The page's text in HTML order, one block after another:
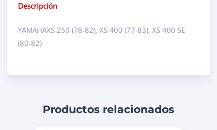
Descripción
YAMAHAXS 250 (78-82), XS 400 (77-83), XS 400 SE
(80-82)
Productos relacionados